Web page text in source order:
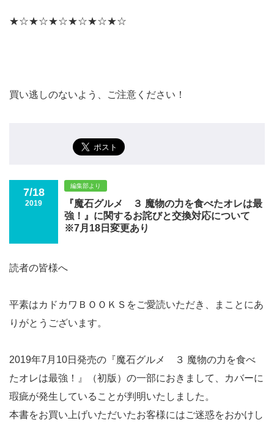
★☆★☆★☆★☆★☆★☆
買い逃しのないよう、ご注意ください！
7/18
2019
編集部より
『魔石グルメ ３ 魔物の力を食べたオレは最
強！』に関するお詫びと交換対応について
※7月18日変更あり
読者の皆様へ
平素はカドカワＢＯＯＫＳをご愛読いただき、まことにあ
りがとうございます。
2019年7月10日発売の『魔石グルメ ３ 魔物の力を食べ
たオレは最強！』（初版）の一部におきまして、カバーに
瑕疵が発生していることが判明いたしました。
本書をお買い上げいただいたお客様にはご迷惑をおかけし